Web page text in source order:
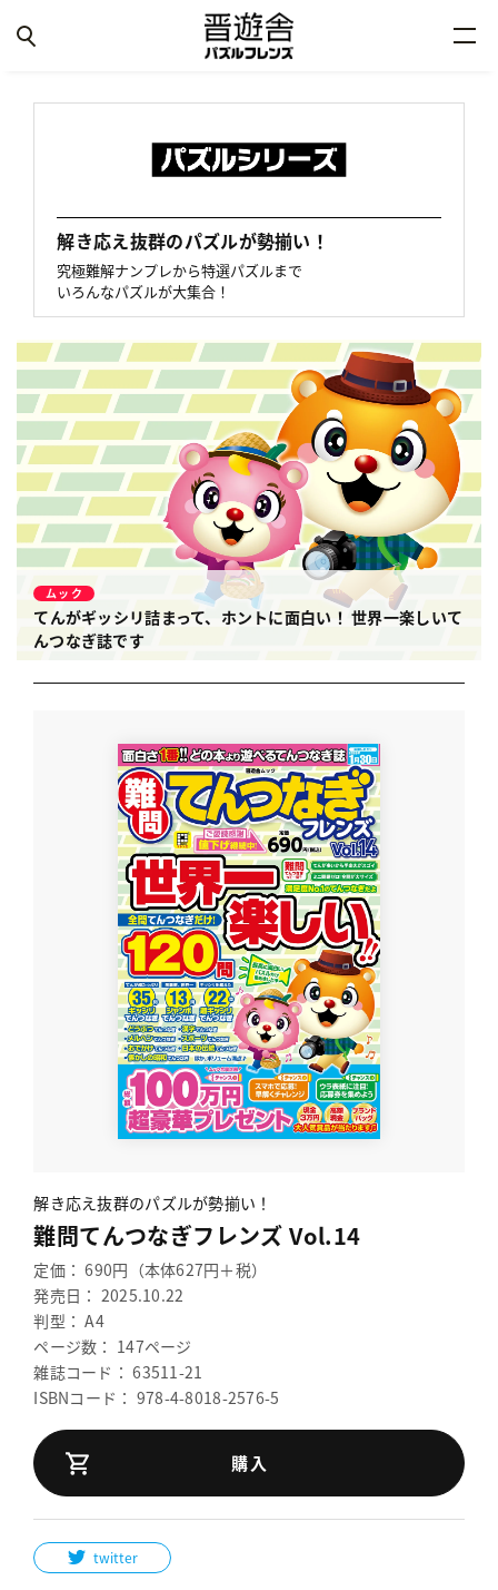
解き応え抜群のパズルが勢揃い！
究極難解ナンプレから特選パズルまで
いろんなパズルが大集合！
ムック
てんがギッシリ詰まって、ホントに面白い！ 世界一楽しいて
んつなぎ誌です
解き応え抜群のパズルが勢揃い！
難問てんつなぎフレンズ Vol.14
定価： 690円（本体627円＋税）
発売日： 2025.10.22
判型： A4
ページ数： 147ページ
雑誌コード： 63511-21
ISBNコード： 978-4-8018-2576-5
購入
twitter